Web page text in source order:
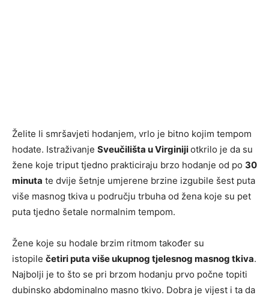
Želite li smršavjeti hodanjem, vrlo je bitno kojim tempom
hodate. Istraživanje Sveučilišta u Virginijiotkrilo je da su
žene koje triput tjedno prakticiraju brzo hodanje od po 30
minuta te dvije šetnje umjerene brzine izgubile šest puta
više masnog tkiva u području trbuha od žena koje su pet
puta tjedno šetale normalnim tempom.
Žene koje su hodale brzim ritmom također su
istopile četiri puta više ukupnog tjelesnog masnog tkiva.
Najbolji je to što se pri brzom hodanju prvo počne topiti
dubinsko abdominalno masno tkivo. Dobra je vijest i ta da